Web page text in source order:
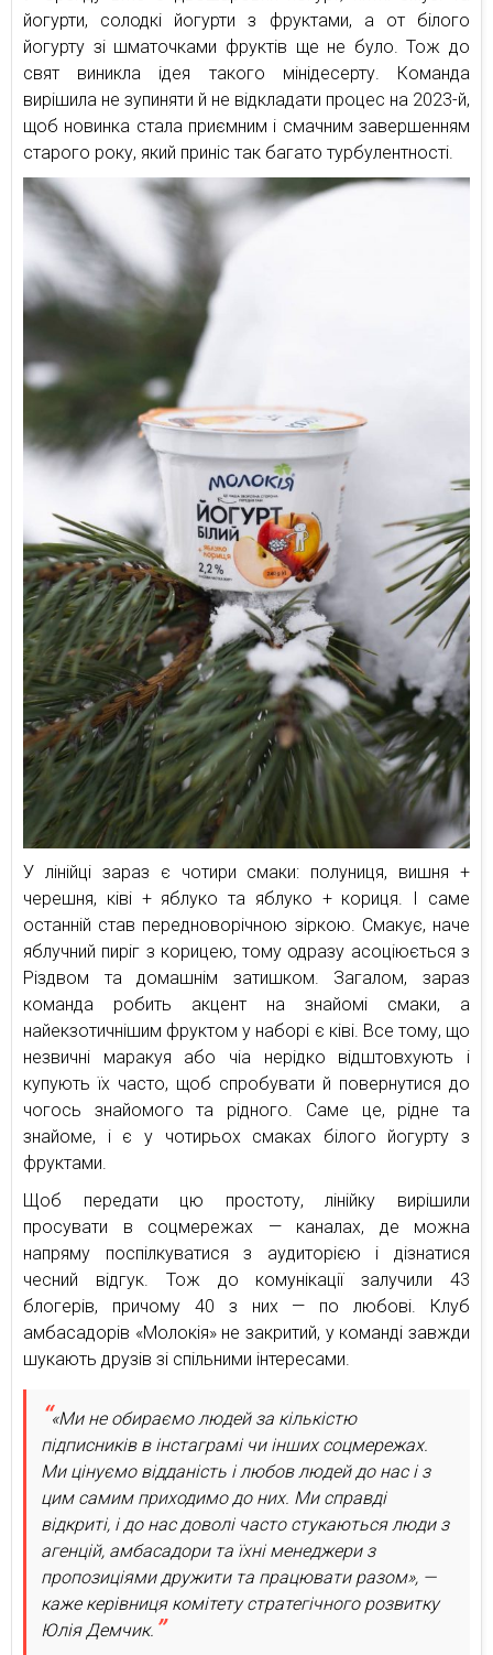
йогурти, солодкі йогурти з фруктами, а от білого
йогурту зі шматочками фруктів ще не було. Тож до
свят виникла ідея такого мінідесерту. Команда
вирішила не зупиняти й не відкладати процес на 2023-й,
щоб новинка стала приємним і смачним завершенням
старого року, який приніс так багато турбулентності.
У лінійці зараз є чотири смаки: полуниця, вишня +
черешня, ківі + яблуко та яблуко + кориця. І саме
останній став передноворічною зіркою. Смакує, наче
яблучний пиріг з корицею, тому одразу асоціюється з
Різдвом та домашнім затишком. Загалом, зараз
команда робить акцент на знайомі смаки, а
найекзотичнішим фруктом у наборі є ківі. Все тому, що
незвичні маракуя або чіа нерідко відштовхують і
купують їх часто, щоб спробувати й повернутися до
чогось знайомого та рідного. Саме це, рідне та
знайоме, і є у чотирьох смаках білого йогурту з
фруктами.
Щоб передати цю простоту, лінійку вирішили
просувати в соцмережах — каналах, де можна
напряму поспілкуватися з аудиторією і дізнатися
чесний відгук. Тож до комунікації залучили 43
блогерів, причому 40 з них — по любові. Клуб
амбасадорів «Молокія» не закритий, у команді завжди
шукають друзів зі спільними інтересами.
«Ми не обираємо людей за кількістю
підписників в інстаграмі чи інших соцмережах.
Ми цінуємо відданість і любов людей до нас і з
цим самим приходимо до них. Ми справді
відкриті, і до нас доволі часто стукаються люди з
агенцій, амбасадори та їхні менеджери з
пропозиціями дружити та працювати разом», —
каже керівниця комітету стратегічного розвитку
Юлія Демчик.